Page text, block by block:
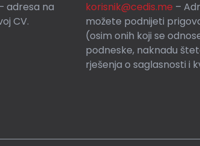
adresa na
CV.
korisnik@cedis.me –
možete podnijeti
(osim onih koji se
podneske, naknadu
rješenja o saglasnosti i